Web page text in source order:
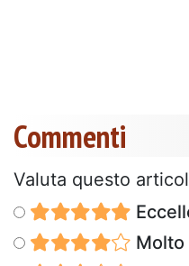
Commenti
Valuta questo
Molto